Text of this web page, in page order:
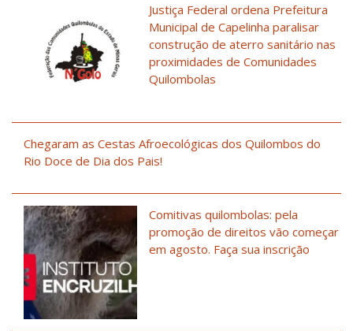
Justiça Federal ordena Prefeitura
Municipal de Capelinha paralisar
construção de aterro sanitário nas
proximidades de Comunidades
Quilombolas
Chegaram as Cestas Afroecológicas dos Quilombos do
Rio Doce de Dia dos Pais!
Comitivas quilombolas: pela
promoção de direitos vão começar
em agosto. Faça sua inscrição